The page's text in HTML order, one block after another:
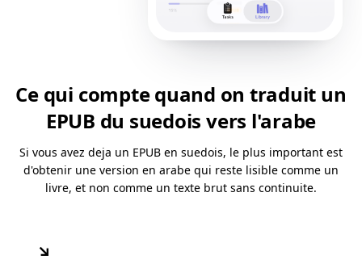
Ce qui compte quand on traduit un
EPUB du suedois vers l'arabe
Si vous avez deja un EPUB en suedois, le plus important est
d'obtenir une version en arabe qui reste lisible comme un
livre, et non comme un texte brut sans continuite.
↘